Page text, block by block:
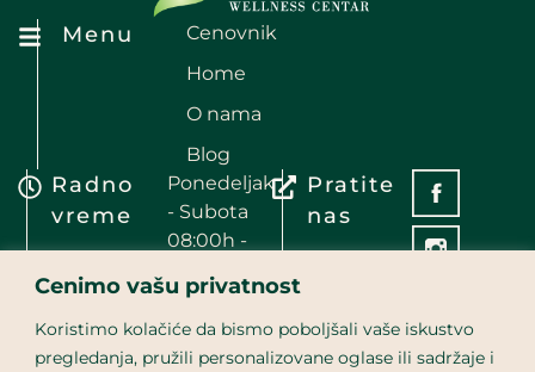
Cenimo vašu privatnost
Koristimo kolačiće da bismo poboljšali vaše iskustvo
pregledanja, pružili personalizovane oglase ili sadržaje i
Menu
Cenovnik
Home
O nama
Blog
Radno
vreme
Ponedeljak
- Subota
08:00h -
Pratite
nas
Kontakt
Recepcija / zakazivanje:
060 34 010 34
Fitnes centar: